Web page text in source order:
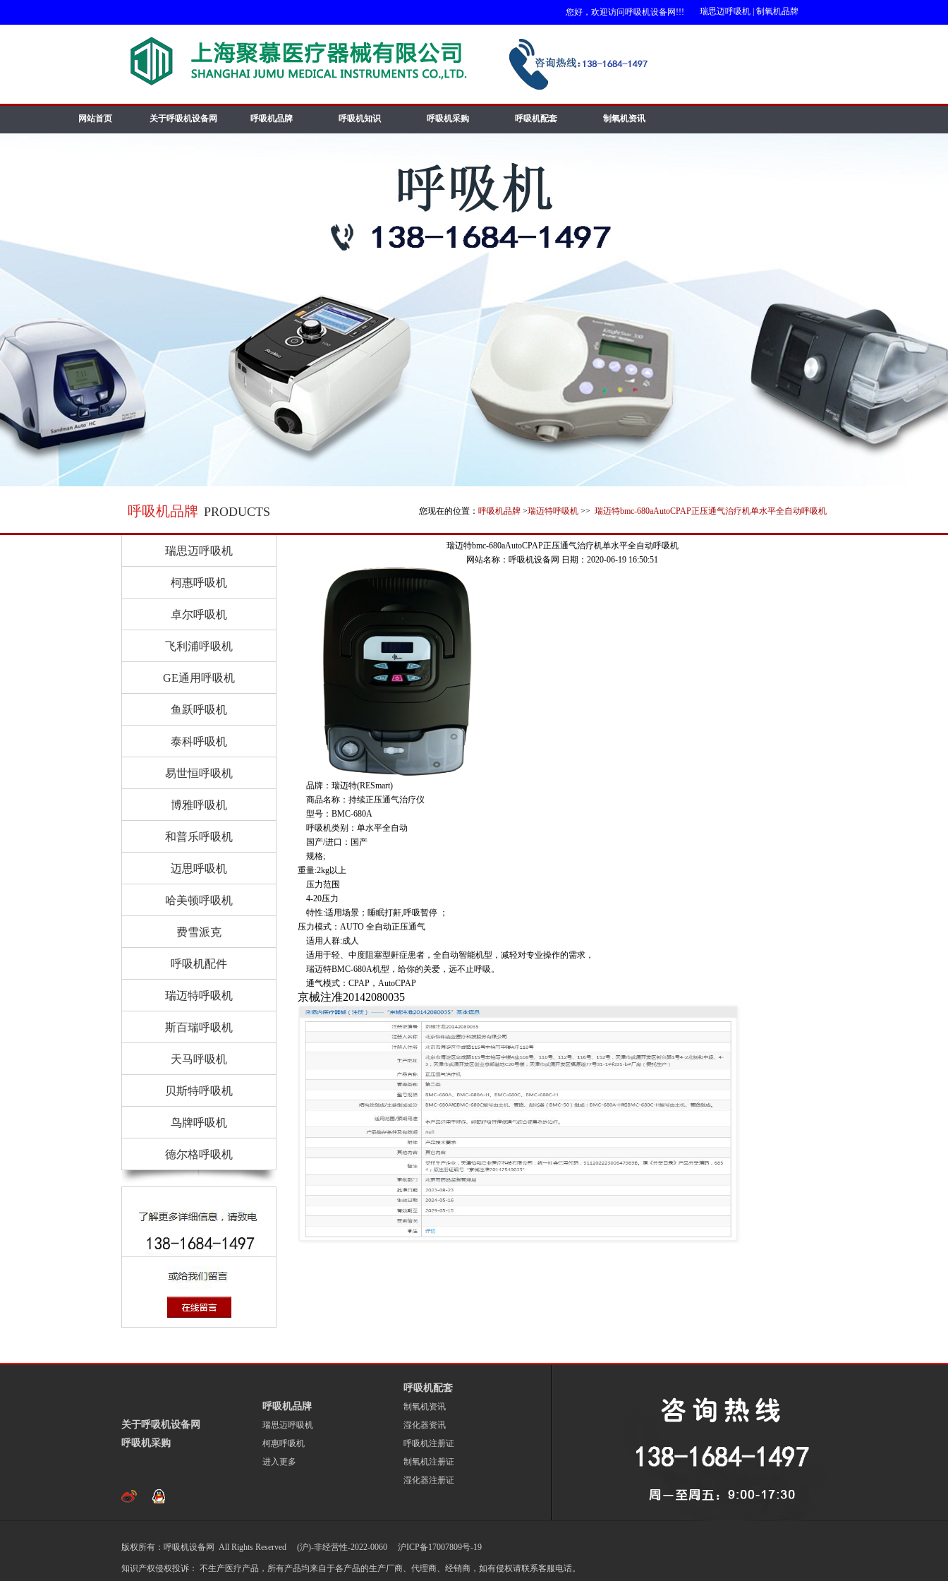
您好，欢迎访问呼吸机设备网!!! 瑞思迈呼吸机 制氧机品牌
网站首页 关于呼吸机设备网 呼吸机品牌 呼吸机知识 呼吸机采购 呼吸机配套 制氧机资讯
呼吸机品牌 PRODUCTS 您现在的位置： 呼吸机品牌 >瑞迈特呼吸机 >> 瑞迈特bmc-680aAutoCPAP正压通气治疗机单水平全自动呼吸机
瑞思迈呼吸机
柯惠呼吸机
卓尔呼吸机
飞利浦呼吸机
GE通用呼吸机
鱼跃呼吸机
泰科呼吸机
易世恒呼吸机
博雅呼吸机
和普乐呼吸机
迈思呼吸机
哈美顿呼吸机
费雪派克
呼吸机配件
瑞迈特呼吸机
斯百瑞呼吸机
天马呼吸机
贝斯特呼吸机
鸟牌呼吸机
德尔格呼吸机
瑞迈特bmc-680aAutoCPAP正压通气治疗机单水平全自动呼吸机
网站名称：呼吸机设备网 日期：2020-06-19 16:50:51
品牌：瑞迈特(RESmart)
商品名称：持续正压通气治疗仪
型号：BMC-680A
呼吸机类别：单水平全自动
国产/进口：国产
规格;
重量:2kg以上
压力范围
4-20压力
特性:适用场景；睡眠打鼾,呼吸暂停 ；
压力模式：AUTO 全自动正压通气
适用人群:成人
适用于轻、中度阻塞型鼾症患者，全自动智能机型，减轻对专业操作的需求，
瑞迈特BMC-680A机型，给你的关爱，远不止呼吸。
通气模式：CPAP，AutoCPAP
京械注准20142080035
关于呼吸机设备网
呼吸机采购
呼吸机品牌
瑞思迈呼吸机
柯惠呼吸机
进入更多
呼吸机配套
制氧机资讯
湿化器资讯
呼吸机注册证
制氧机注册证
湿化器注册证
版权所有：呼吸机设备网 All Rights Reserved (沪)-非经营性-2022-0060 沪ICP备17007809号-19
知识产权侵权投诉： 不生产医疗产品，所有产品均来自于各产品的生产厂商、代理商、经销商，如有侵权请联系客服电话。